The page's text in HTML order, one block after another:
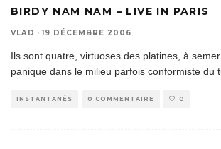
BIRDY NAM NAM – LIVE IN PARIS
VLAD · 19 DÉCEMBRE 2006
Ils sont quatre, virtuoses des platines, à
panique dans le milieu parfois conformiste du
INSTANTANÉS 0 COMMENTAIRE 0